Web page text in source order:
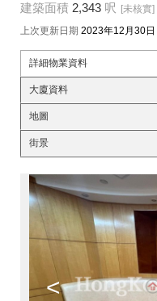
建築面積 2,343 呎 [未核實]
上次更新日期 2023年12月30日
詳細物業資料
大廈資料
地圖
街景
<